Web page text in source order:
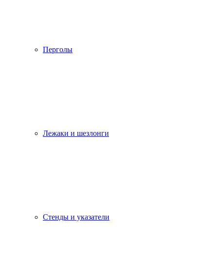
Перголы
Лежаки и шезлонги
Стенды и указатели